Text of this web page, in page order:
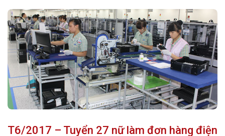
T6/2017 – Tuyển 27 nữ làm đơn hàng điện